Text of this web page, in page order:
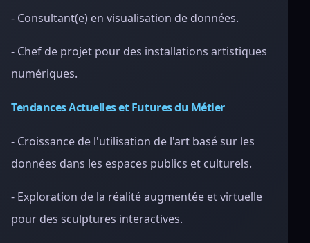
- Consultant(e) en visualisation de données.
- Chef de projet pour des installations artistiques
numériques.
Tendances Actuelles et Futures du Métier
- Croissance de l'utilisation de l'art basé sur les
données dans les espaces publics et culturels.
- Exploration de la réalité augmentée et virtuelle
pour des sculptures interactives.